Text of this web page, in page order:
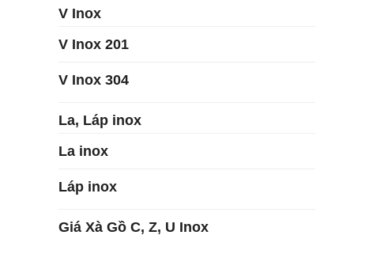
V Inox
V Inox 201
V Inox 304
La, Láp inox
La inox
Láp inox
Giá Xà Gồ C, Z, U Inox